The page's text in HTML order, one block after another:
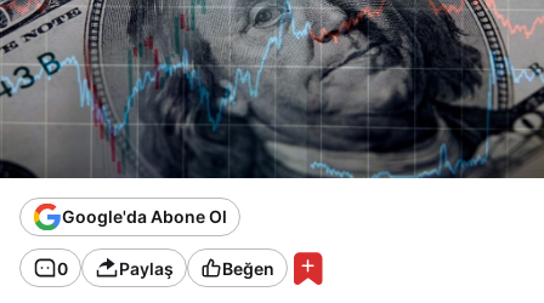
Google'da Abone Ol
0 Paylaş Beğen